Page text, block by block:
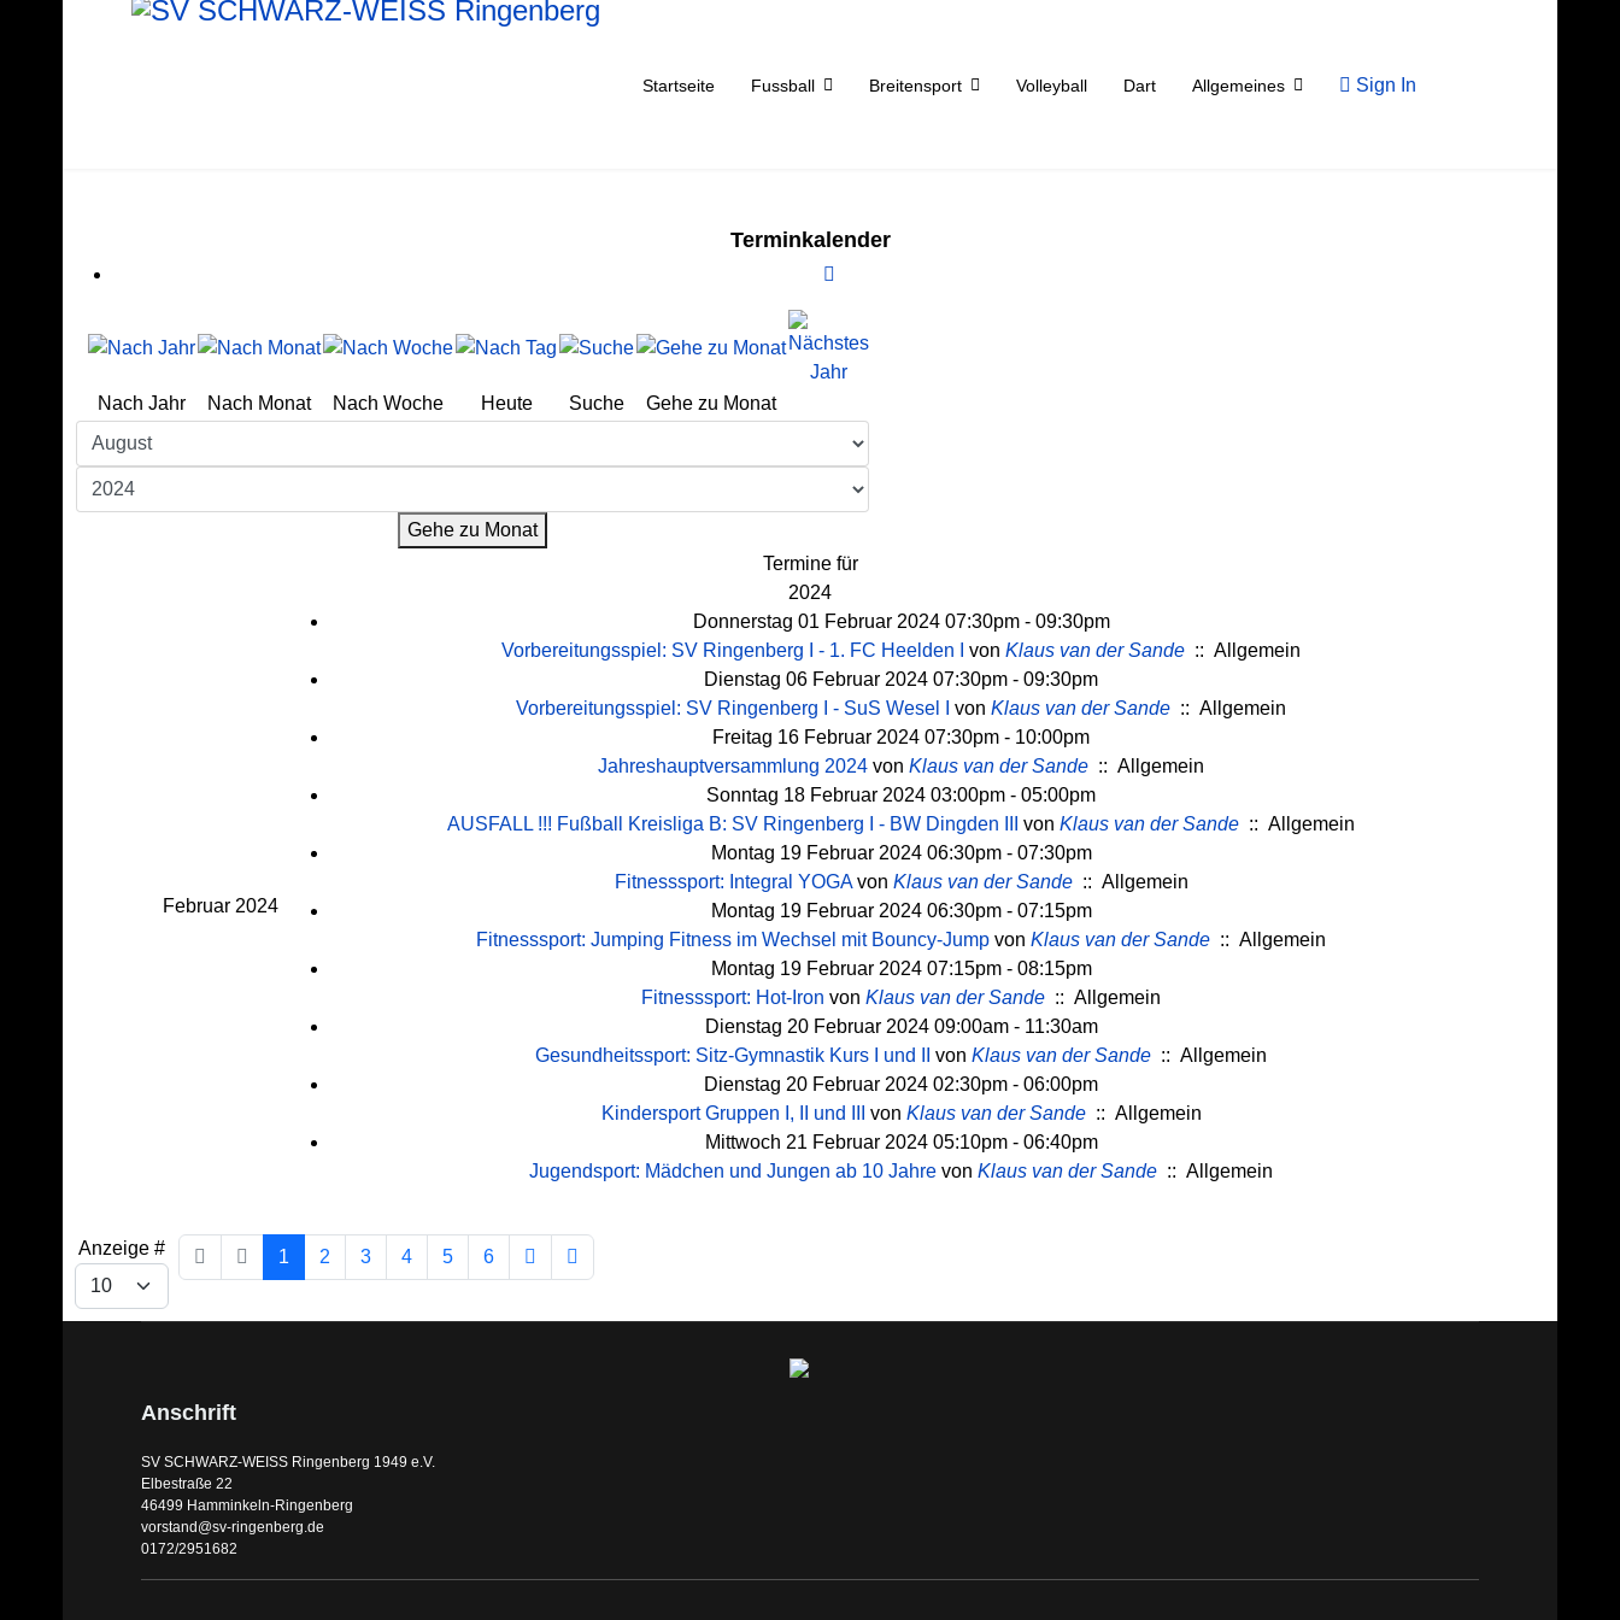
Startseite Fussball Breitensport Volleyball Dart Allgemeines Sign In
Terminkalender
Nach Jahr Nach Monat Nach Woche Heute Suche Gehe zu Monat
Gehe zu Monat
Termine für
2024
Februar 2024
Donnerstag 01 Februar 2024 07:30pm - 09:30pm
Vorbereitungsspiel: SV Ringenberg I - 1. FC Heelden I
von Klaus van der Sande :: Allgemein
Dienstag 06 Februar 2024 07:30pm - 09:30pm
Vorbereitungsspiel: SV Ringenberg I - SuS Wesel I
von Klaus van der Sande :: Allgemein
Freitag 16 Februar 2024 07:30pm - 10:00pm
Jahreshauptversammlung 2024 von Klaus van der Sande :: Allgemein
Sonntag 18 Februar 2024 03:00pm - 05:00pm
AUSFALL !!! Fußball Kreisliga B: SV Ringenberg I - BW Dingden III
von Klaus van der Sande :: Allgemein
Montag 19 Februar 2024 06:30pm - 07:30pm
Fitnesssport: Integral YOGAvon Klaus van der Sande:: Allgemein
Montag 19 Februar 2024 06:30pm - 07:15pm
Fitnesssport: Jumping Fitness im Wechsel mit Bouncy-Jump von Klaus van der Sande :: Allgemein
Montag 19 Februar 2024 07:15pm - 08:15pm
Fitnesssport: Hot-Iron von Klaus van der Sande :: Allgemein
Dienstag 20 Februar 2024 09:00am - 11:30am
Gesundheitssport: Sitz-Gymnastik Kurs I und II
von Klaus van der Sande :: Allgemein
Dienstag 20 Februar 2024 02:30pm - 06:00pm
Kindersport Gruppen I, II und III
von Klaus van der Sande:: Allgemein
Mittwoch 21 Februar 2024 05:10pm - 06:40pm
Jugendsport: Mädchen und Jungen ab 10 Jahre von Klaus van der Sande :: Allgemein
Anzeige # 1 2 3 4 5 6
Anschrift
SV SCHWARZ-WEISS Ringenberg 1949 e.V.
Elbestraße 22
46499 Hamminkeln-Ringenberg
vorstand@sv-ringenberg.de
0172/2951682